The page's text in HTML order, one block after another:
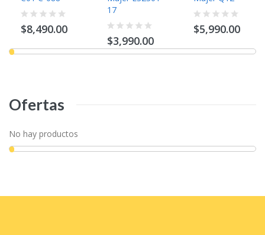
$8,490.00
17
$3,990.00
$5,990.00
Ofertas
No hay productos